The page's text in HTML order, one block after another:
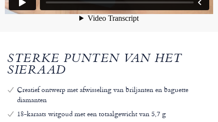
STERKE PUNTEN VAN HET
SIERAAD
Creatief ontwerp met afwisseling van briljanten en baguette
diamanten
18-karaats witgoud met een totaalgewicht van 5,7 g